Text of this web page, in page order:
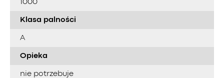
1000
Klasa palności
A
Opieka
nie potrzebuje